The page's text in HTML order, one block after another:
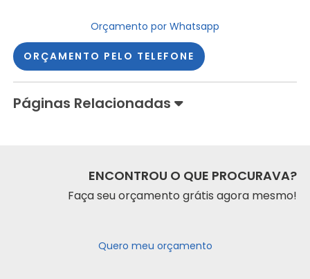
Orçamento por Whatsapp
ORÇAMENTO PELO TELEFONE
Páginas Relacionadas
ENCONTROU O QUE PROCURAVA?
Faça seu orçamento grátis agora mesmo!
Quero meu orçamento